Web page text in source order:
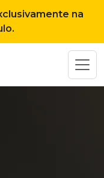
na